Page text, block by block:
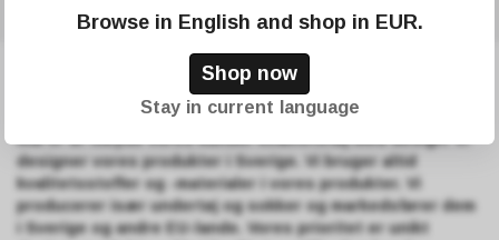
Högstaberg er et svensk tøjmærke grundlagt i 2009. Vores
designer vores produkter i Sverige. Vi bruger altid
kvalitetsstoffer og -materialer i vores produkter. Vi
producerer især undertøj og sokker og markedsfører dem
i Sverige og andre EU-lande. Vores prioritet er unikt
Browse in English and shop in EUR.
Shop now
Stay in current language